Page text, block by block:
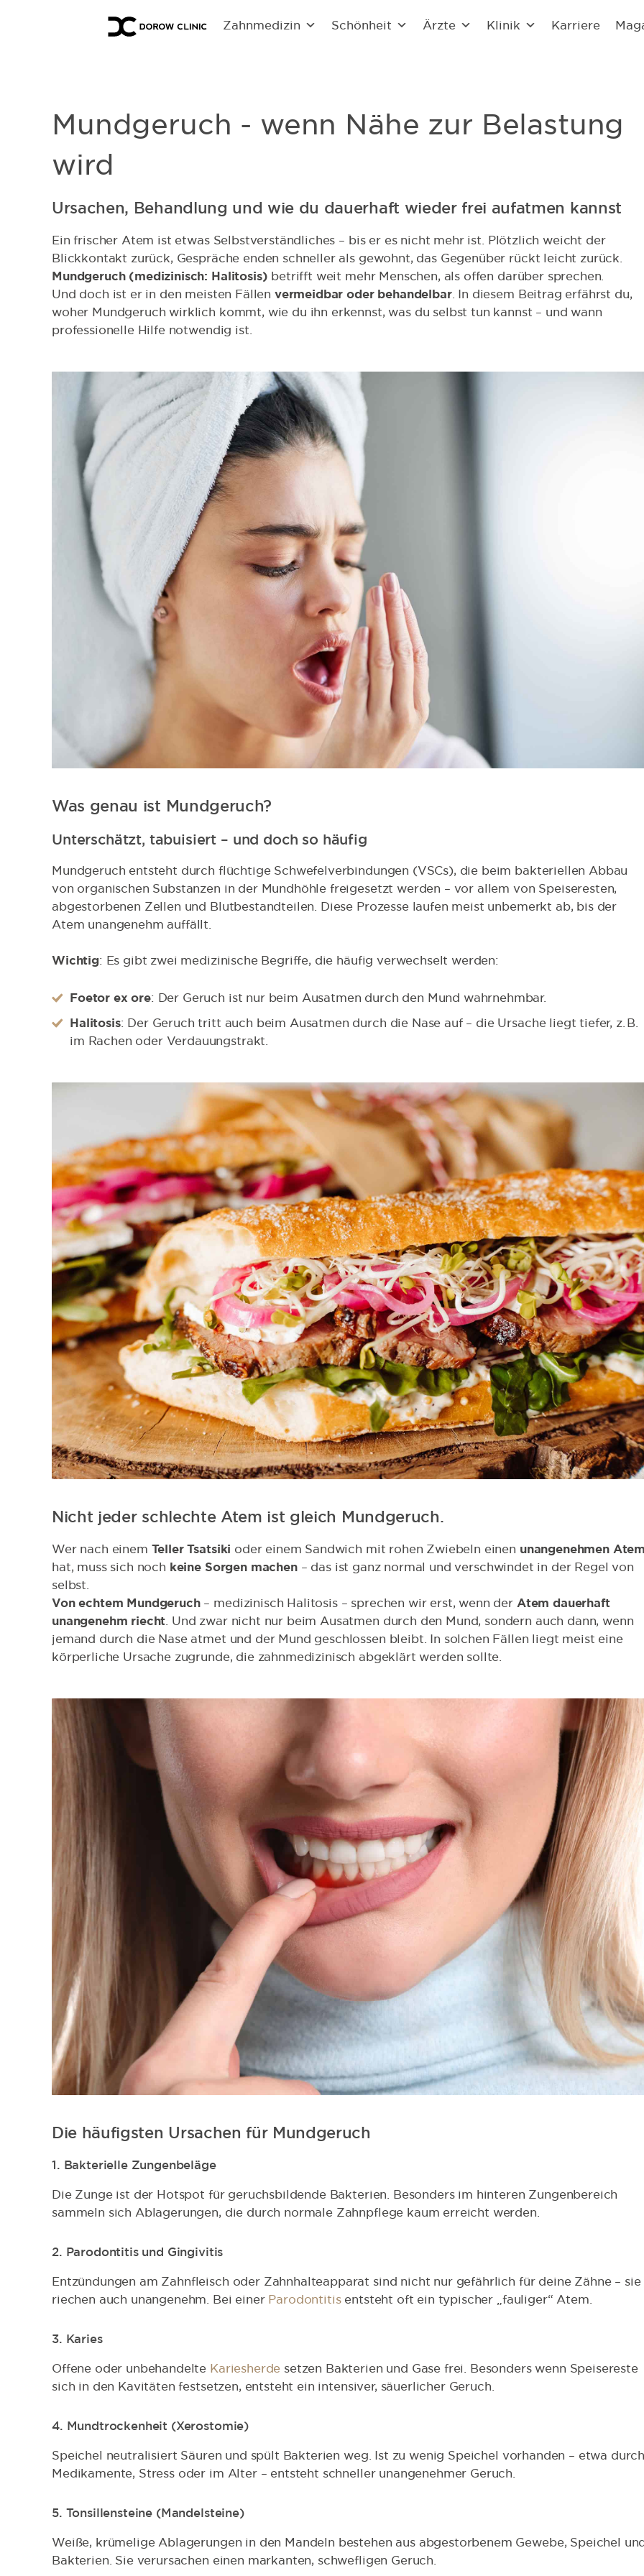
Zahnmedizin Schönheit Ärzte Klinik Karriere
Mundgeruch - wenn Nähe zur Belastung
wird
Ursachen, Behandlung und wie du dauerhaft wieder frei aufatmen kannst
Ein frischer Atem ist etwas Selbstverständliches – bis er es nicht mehr ist. Plötzlich weicht der
Blickkontakt zurück, Gespräche enden schneller als gewohnt, das Gegenüber rückt leicht zurück.
Mundgeruch (medizinisch: Halitosis) betrifft weit mehr Menschen, als offen darüber sprechen.
Und doch ist er in den meisten Fällen vermeidbar oder behandelbar. In diesem Beitrag erfährst du,
woher Mundgeruch wirklich kommt, wie du ihn erkennst, was du selbst tun kannst – und wann
professionelle Hilfe notwendig ist.
Was genau ist Mundgeruch?
Unterschätzt, tabuisiert – und doch so häufig
Mundgeruch entsteht durch flüchtige Schwefelverbindungen (VSCs), die beim bakteriellen Abbau
von organischen Substanzen in der Mundhöhle freigesetzt werden – vor allem von Speiseresten,
abgestorbenen Zellen und Blutbestandteilen. Diese Prozesse laufen meist unbemerkt ab, bis der
Atem unangenehm auffällt.
Wichtig: Es gibt zwei medizinische Begriffe, die häufig verwechselt werden:
Foetor ex ore: Der Geruch ist nur beim Ausatmen durch den Mund wahrnehmbar.
Halitosis: Der Geruch tritt auch beim Ausatmen durch die Nase auf – die Ursache liegt tiefer, z. B.
im Rachen oder Verdauungstrakt.
Nicht jeder schlechte Atem ist gleich Mundgeruch.
Wer nach einem Teller Tsatsiki oder einem Sandwich mit rohen Zwiebeln einen unangenehmen
hat, muss sich noch keine Sorgen machen– das ist ganz normal und verschwindet in der Regel von
selbst.
Von echtem Mundgeruch– medizinisch Halitosis – sprechen wir erst, wenn der Atem dauerhaft
unangenehm riecht. Und zwar nicht nur beim Ausatmen durch den Mund, sondern auch dann, wenn
jemand durch die Nase atmet und der Mund geschlossen bleibt. In solchen Fällen liegt meist eine
körperliche Ursache zugrunde, die zahnmedizinisch abgeklärt werden sollte.
Die häufigsten Ursachen für Mundgeruch
1. Bakterielle Zungenbeläge
Die Zunge ist der Hotspot für geruchsbildende Bakterien. Besonders im hinteren Zungenbereich
sammeln sich Ablagerungen, die durch normale Zahnpflege kaum erreicht werden.
2. Parodontitis und Gingivitis
Entzündungen am Zahnfleisch oder Zahnhalteapparat sind nicht nur gefährlich für deine Zähne – sie
riechen auch unangenehm. Bei einer Parodontitisentsteht oft ein typischer „fauliger“ Atem.
3. Karies
Offene oder unbehandelte Kariesherde setzen Bakterien und Gase frei. Besonders wenn Speisereste
sich in den Kavitäten festsetzen, entsteht ein intensiver, säuerlicher Geruch.
4. Mundtrockenheit (Xerostomie)
Speichel neutralisiert Säuren und spült Bakterien weg. Ist zu wenig Speichel vorhanden – etwa
Medikamente, Stress oder im Alter – entsteht schneller unangenehmer Geruch.
5. Tonsillensteine (Mandelsteine)
Weiße, krümelige Ablagerungen in den Mandeln bestehen aus abgestorbenem Gewebe, Speichel
Bakterien. Sie verursachen einen markanten, schwefligen Geruch.